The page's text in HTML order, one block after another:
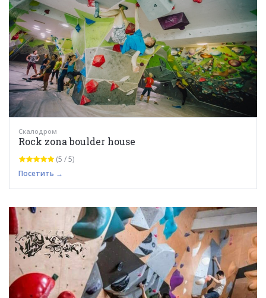
Скалодром
Rock zona boulder house
(5 / 5)
Посетить →